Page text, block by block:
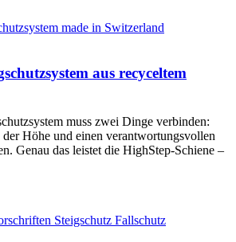
aus recyceltem
muss zwei Dinge verbinden:
Höhe und einen verantwortungsvollen
Genau das leistet die HighStep-Schiene –